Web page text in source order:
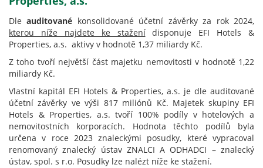
Dleauditované konsolidované účetní závěrky za rok 2024,
kterou níže najdete ke staženídisponuje EFI Hotels &
Properties, a.s. aktivy v hodnotě 1,37 miliardy Kč.
Z toho tvoří největší část majetku nemovitosti v hodnotě 1,22
miliardy Kč.
Vlastní kapitál EFI Hotels & Properties, a.s. je dle auditované
účetní závěrky ve výši 817 miliónů Kč. Majetek skupiny EFI
Hotels & Properties, a.s. tvoří 100% podíly v hotelových a
nemovitostních korporacích. Hodnota těchto podílů byla
určena v roce 2023 znaleckými posudky, které vypracoval
renomovaný znalecký ústav ZNALCI A ODHADCI – znalecký
ústav, spol. s r.o. Posudky lze nalézt níže ke stažení.